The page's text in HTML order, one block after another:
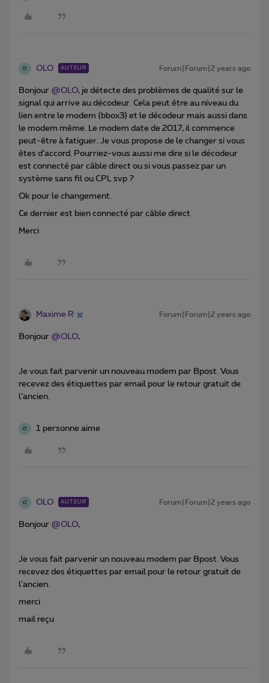
O OLO AUTEUR Forum|Forum|2 years ago
Bonjour @OLO, je détecte des problèmes de qualité sur le
signal qui arrive au décodeur. Cela peut être au niveau du
lien entre le modem (bbox3) et le décodeur mais aussi dans
le modem même. Le modem date de 2017, il commence
peut-être à fatiguer. Je vous propose de le changer si vous
êtes d’accord. Pourriez-vous aussi me dire si le décodeur
est connecté par câble direct ou si vous passez par un
système sans fil ou CPL svp ?
Ok pour le changement.
Ce dernier est bien connecté par câble direct
Merci
Maxime R Forum|Forum|2 years ago
Bonjour @OLO,
Je vous fait parvenir un nouveau modem par Bpost. Vous
recevez des étiquettes par email pour le retour gratuit de
l’ancien.
O 1 personne aime
O OLO AUTEUR Forum|Forum|2 years ago
Bonjour @OLO,
Je vous fait parvenir un nouveau modem par Bpost. Vous
recevez des étiquettes par email pour le retour gratuit de
l’ancien.
merci
mail reçu